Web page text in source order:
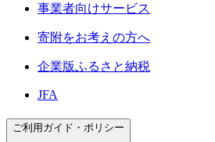
事業者向けサービス
寄附をお考えの方へ
企業版ふるさと納税
JFA
ご利用ガイド・ポリシー